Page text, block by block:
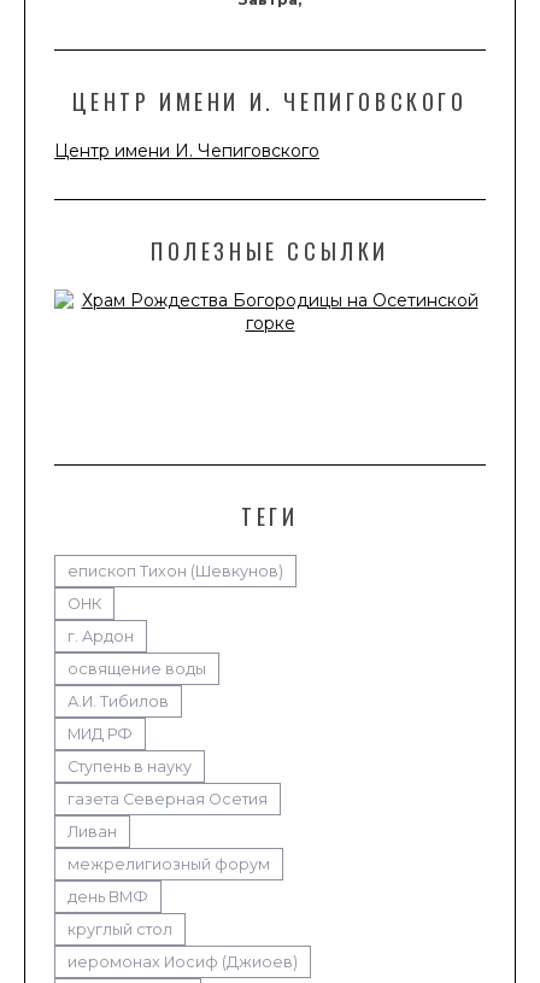
ЦЕНТР ИМЕНИ И. ЧЕПИГОВСКОГО
Центр имени И. Чепиговского
ПОЛЕЗНЫЕ ССЫЛКИ
ТЕГИ
епископ Тихон (Шевкунов)
ОНК
г. Ардон
освящение воды
А.И. Тибилов
МИД РФ
Ступень в науку
газета Северная Осетия
Ливан
межрелигиозный форум
день ВМФ
круглый стол
иеромонах Иосиф (Джиоев)